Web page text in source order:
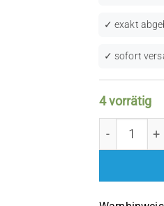
✓ exakt
✓ sofort
4 vorrätig